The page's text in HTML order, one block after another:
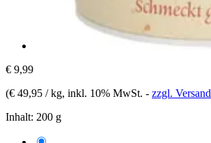
€ 9,99
(€ 49,95 / kg, inkl. 10% MwSt. - zzgl. Versand
Inhalt: 200 g